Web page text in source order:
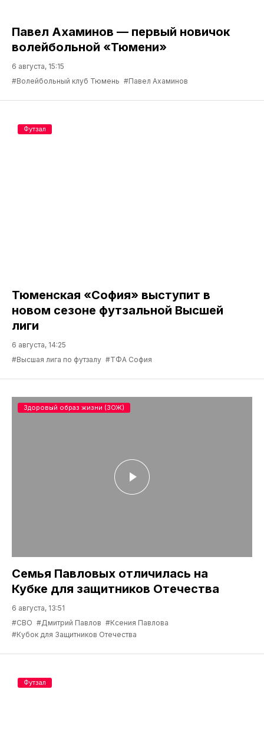
Павел Ахаминов — первый новичок
волейбольной «Тюмени»
6 августа, 15:15
#Волейбольный клуб Тюмень #Павел Ахаминов
Тюменская «София» выступит в
новом сезоне футзальной Высшей
лиги
6 августа, 14:25
#Высшая лига по футзалу #ТФА София
Футзал
Семья Павловых отличилась на
Кубке для защитников Отечества
6 августа, 13:51
#СВО #Дмитрий Павлов #Ксения Павлова
#Кубок для Защитников Отечества
Здоровый образ жизни (ЗОЖ)
Футзал